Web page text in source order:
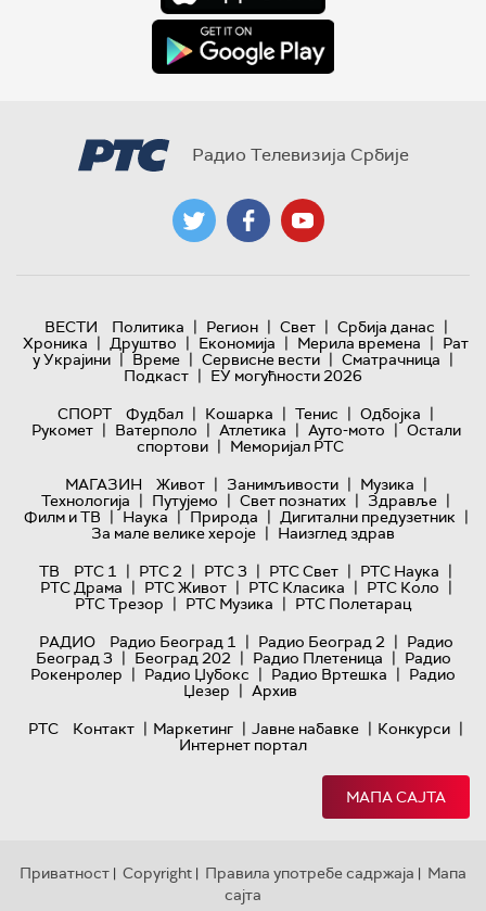
Радио Телевизија Србије
ВЕСТИ Политика | Регион | Свет | Србија данас |
Хроника | Друштво | Економија | Мерила времена | Рат
у Украјини | Време | Сервисне вести | Сматрачница |
Подкаст | ЕУ могућности 2026
СПОРТ
Фудбал | Кошарка | Тенис | Одбојка |
Рукомет | Ватерполо | Атлетика | Ауто-мото | Остали
спортови | Меморијал РТС
МАГАЗИН
Живот | Занимљивости | Музика |
Технологијa | Путујемо | Свет познатих | Здравље |
Филм и ТВ | Наука | Природа | Дигитални предузетник |
За мале велике хероје | Наизглед здрав
ТВ
РТС 1 | РТС 2 | РТС 3 | РТС Свет | РТС Наука |
РТС Драма | РТС Живот | РТС Класика | РТС Коло |
РТС Трезор | РТС Музика | РТС Полетарац
РАДИО
Радио Београд 1 | Радио Београд 2 | Радио
Београд 3 | Београд 202 | Радио Плетеница | Радио
Рокенролер | Радио Џубокс | Радио Вртешка | Радио
Џезер | Архив
РТС
Контакт | Маркетинг | Јавне набавке | Конкурси |
Интернет портал
МАПА САЈТА
Приватност | Copyright | Правила употребе садржаја | Мапа
сајта